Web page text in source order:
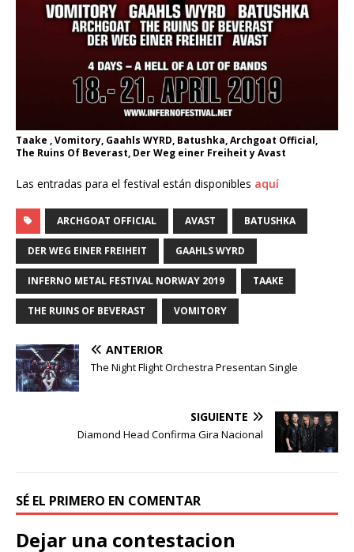
Taake , Vomitory, Gaahls WYRD, Batushka, Archgoat Official,
The Ruins Of Beverast, Der Weg einer Freiheit y Avast
Las entradas para el festival están disponibles aquí
ARCHGOAT OFFICIAL AVAST BATUSHKA
DER WEG EINER FREIHEIT GAAHLS WYRD
INFERNO METAL FESTIVAL NORWAY 2019 TAAKE
THE RUINS OF BEVERAST VOMITORY
ANTERIOR
The Night Flight Orchestra Presentan Single
SIGUIENTE
Diamond Head Confirma Gira Nacional
SÉ EL PRIMERO EN COMENTAR
Dejar una contestacion